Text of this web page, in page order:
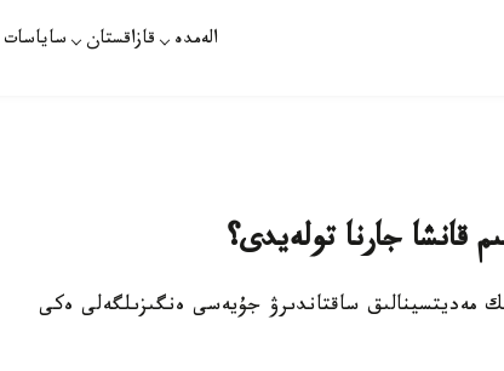
الەمدە قازاقستان ساياسات
قانشا جارنا تولەيدى؟
مەديتسينالىق ساقتاندىرۋ جۇيەسى ەنگىزىلگەلى ەكى